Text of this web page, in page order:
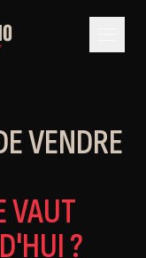
VENDRE
VAUT
?